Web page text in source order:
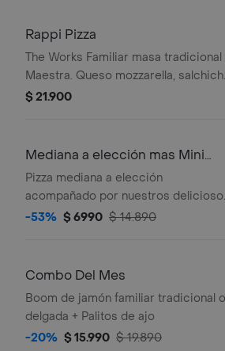
Rappi Pizza
The Works Familiar masa tradicional
Maestra. Queso mozzarella,
italiana, pepperoni, jamón, cebolla,
$ 21.900
Mediana a elección mas Mini
Palitos
Pizza mediana a elección
acompañado por nuestros
mini palitos
-53% $ 6990 $ 14.890
Combo Del Mes
Boom de jamón familiar tradicional o
delgada + Palitos de ajo
-20% $ 15.990 $ 19.890